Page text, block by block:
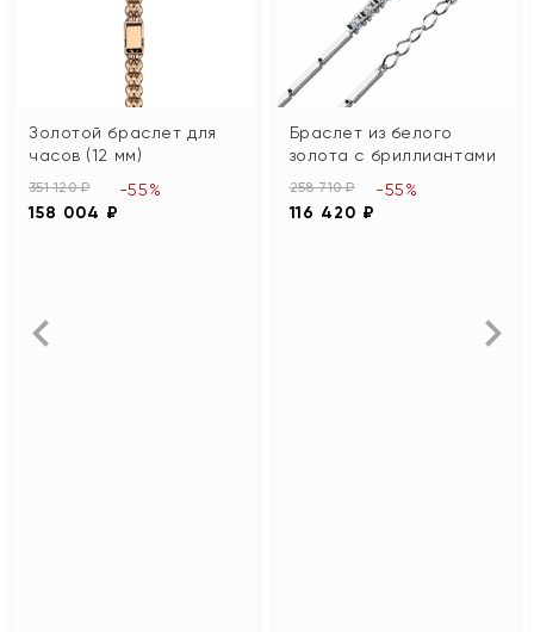
Золотой браслет для
часов (12 мм)
351 120 ₽
158 004 ₽
-55%
Браслет из белого
золота с бриллиантами
258 710 ₽
116 420 ₽
-55%